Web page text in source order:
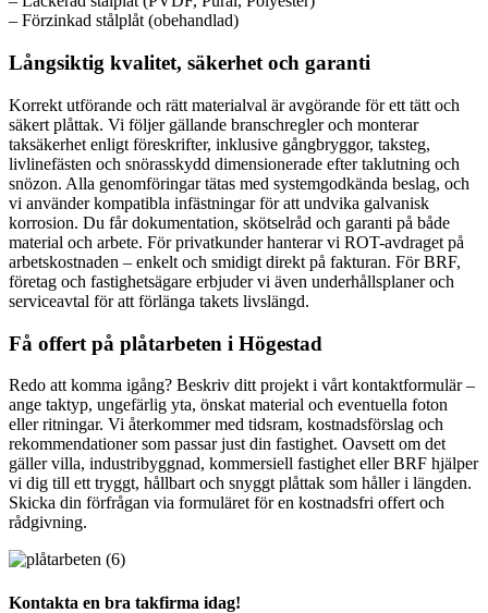
– Förzinkad stålplåt (obehandlad)
Långsiktig kvalitet, säkerhet och garanti
Korrekt utförande och rätt materialval är avgörande för ett tätt och
säkert plåttak. Vi följer gällande branschregler och monterar
taksäkerhet enligt föreskrifter, inklusive gångbryggor, taksteg,
livlinefästen och snörasskydd dimensionerade efter taklutning och
snözon. Alla genomföringar tätas med systemgodkända beslag, och
vi använder kompatibla infästningar för att undvika galvanisk
korrosion. Du får dokumentation, skötselråd och garanti på både
material och arbete. För privatkunder hanterar vi ROT-avdraget på
arbetskostnaden – enkelt och smidigt direkt på fakturan. För BRF,
företag och fastighetsägare erbjuder vi även underhållsplaner och
serviceavtal för att förlänga takets livslängd.
Få offert på plåtarbeten i Högestad
Redo att komma igång? Beskriv ditt projekt i vårt kontaktformulär –
ange taktyp, ungefärlig yta, önskat material och eventuella foton
eller ritningar. Vi återkommer med tidsram, kostnadsförslag och
rekommendationer som passar just din fastighet. Oavsett om det
gäller villa, industribyggnad, kommersiell fastighet eller BRF hjälper
vi dig till ett tryggt, hållbart och snyggt plåttak som håller i längden.
Skicka din förfrågan via formuläret för en kostnadsfri offert och
rådgivning.
Kontakta en bra takfirma idag!